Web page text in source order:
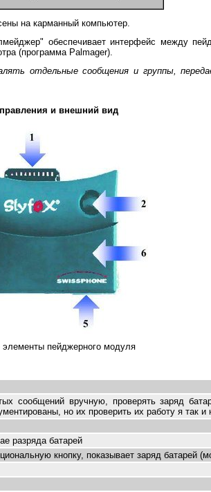
на карманный компьютер.
обеспечивает интерфейс между
(программа Palmager).
отдельные сообщения и группы,
и внешний вид
пейджерного модуля
сообщений вручную, проверять заряд
но их проверить их работу я так и
разряда батарей
кнопку, показывает заряд батарей